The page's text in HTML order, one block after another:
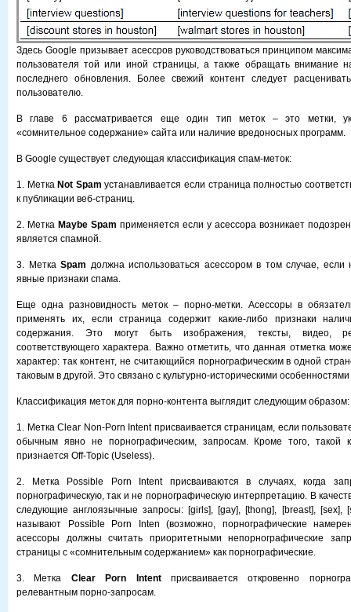
Здесь Google призывает асессров руководствоваться принципом
пользователя той или иной страницы, а также обращать внимание
последнего обновления. Более свежий контент следует
пользователю.
В главе 6 рассматривается еще один тип меток – это метки,
«сомнительное содержание» сайта или наличие вредоносных программ.
В Google существует следующая классификация спам-меток:
1. Метка Not Spam устанавливается если страница полностью
к публикации веб-страниц.
2. Метка Maybe Spam применяется если у асессора возникает
является спамной.
3. Метка Spam должна использоваться асессором в том случае,
явные признаки спама.
Еще одна разновидность меток – порно-метки. Асессоры в
применять их, если страница содержит какие-либо признаки
содержания. Это могут быть изображения, тексты, видео,
соответствующего характера. Важно отметить, что данная отметка
характер: так контент, не считающийся порнографическим в одной
таковым в другой. Это связано с культурно-историческими
Классификация меток для порно-контента выглядит следующим образом:
1. Метка Clear Non-Porn Intent присваивается страницам, если
обычным явно не порнографическим, запросам. Кроме того, такой
признается Off-Topic (Useless).
2. Метка Possible Porn Intent присваиваются в случаях, когда
порнографическую, так и не порнографическую интерпретацию. В
следующие англоязычные запросы: [girls], [gay], [thong], [breast], [sex],
называют Possible Porn Inten (возможно, порнографические
асессоры должны считать приоритетными непорнографические
страницы с «сомнительным содержанием» как порнографические.
3. Метка Clear Porn Intentприсваивается откровенно
релевантным порно-запросам.